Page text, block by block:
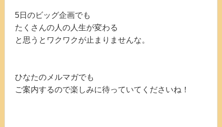
5日のビッグ企画でも
たくさんの人の人生が変わる
と思うとワクワクが止まりませんな。
ひなたのメルマガでも
ご案内するので楽しみに待っていてくださいね！